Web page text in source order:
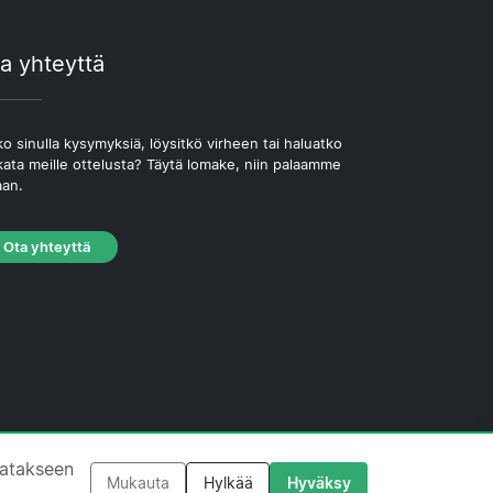
yhteyttä
sinulla kysymyksiä, löysitkö virheen tai haluatko
meille ottelusta? Täytä lomake, niin palaamme
Ota yhteyttä
·Toimituksellinen käytäntö
Mukauta Hylkää Hyväksy